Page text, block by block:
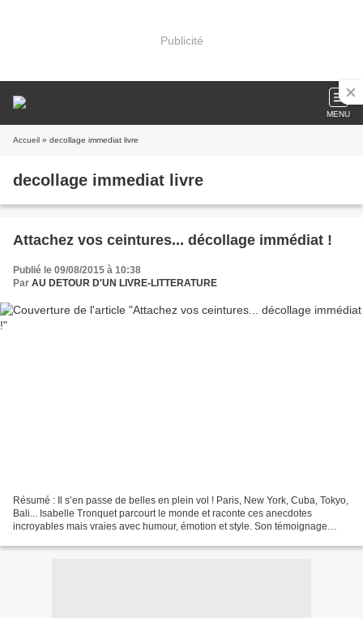
Publicité
MENU
Accueil » decollage immediat livre
decollage immediat livre
Attachez vos ceintures... décollage immédiat !
Publié le 09/08/2015 à 10:38
Par AU DETOUR D'UN LIVRE-LITTERATURE
Résumé : Il s’en passe de belles en plein vol ! Paris, New York, Cuba, Tokyo,
Bali... Isabelle Tronquet parcourt le monde et raconte ces anecdotes
incroyables mais vraies avec humour, émotion et style. Son témoignage